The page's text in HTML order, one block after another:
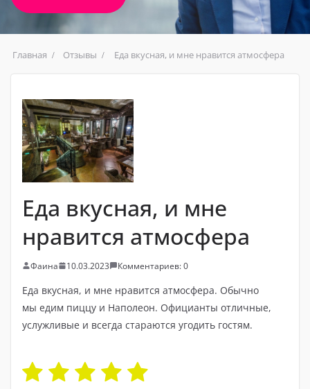
Главная Отзывы Еда вкусная, и мне нравится атмосфера
Еда вкусная, и мне
нравится атмосфера
Фаина 10.03.2023 Комментариев: 0
Еда вкусная, и мне нравится атмосфера. Обычно
мы едим пиццу и Наполеон. Официанты отличные,
услужливые и всегда стараются угодить гостям.